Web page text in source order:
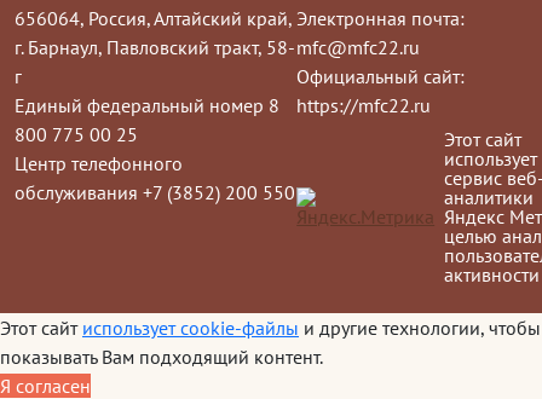
656064, Россия, Алтайский край,
г. Барнаул, Павловский тракт, 58-
г
Единый федеральный номер 8
800 775 00 25
Центр телефонного
обслуживания +7 (3852) 200 550
Электронная почта:
mfc@mfc22.ru
Официальный сайт:
https://mfc22.ru
Этот сайт
использует
сервис
аналитики
Яндекс
целью
активности
Этот сайт использует cookie-файлы и другие технологии, чтобы
показывать Вам подходящий контент.
Я согласен